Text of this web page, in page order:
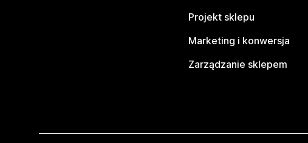
Projekt sklepu
Marketing i konwersja
Zarządzanie sklepem